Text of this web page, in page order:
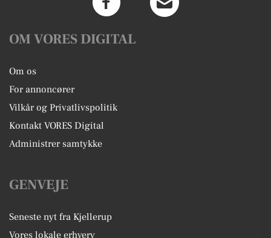
OM VORES DIGITAL
Om os
For annoncører
Vilkår og Privatlivspolitik
Kontakt VORES Digital
Administrer samtykke
GENVEJE
Seneste nyt fra Kjellerup
Vores lokale erhverv